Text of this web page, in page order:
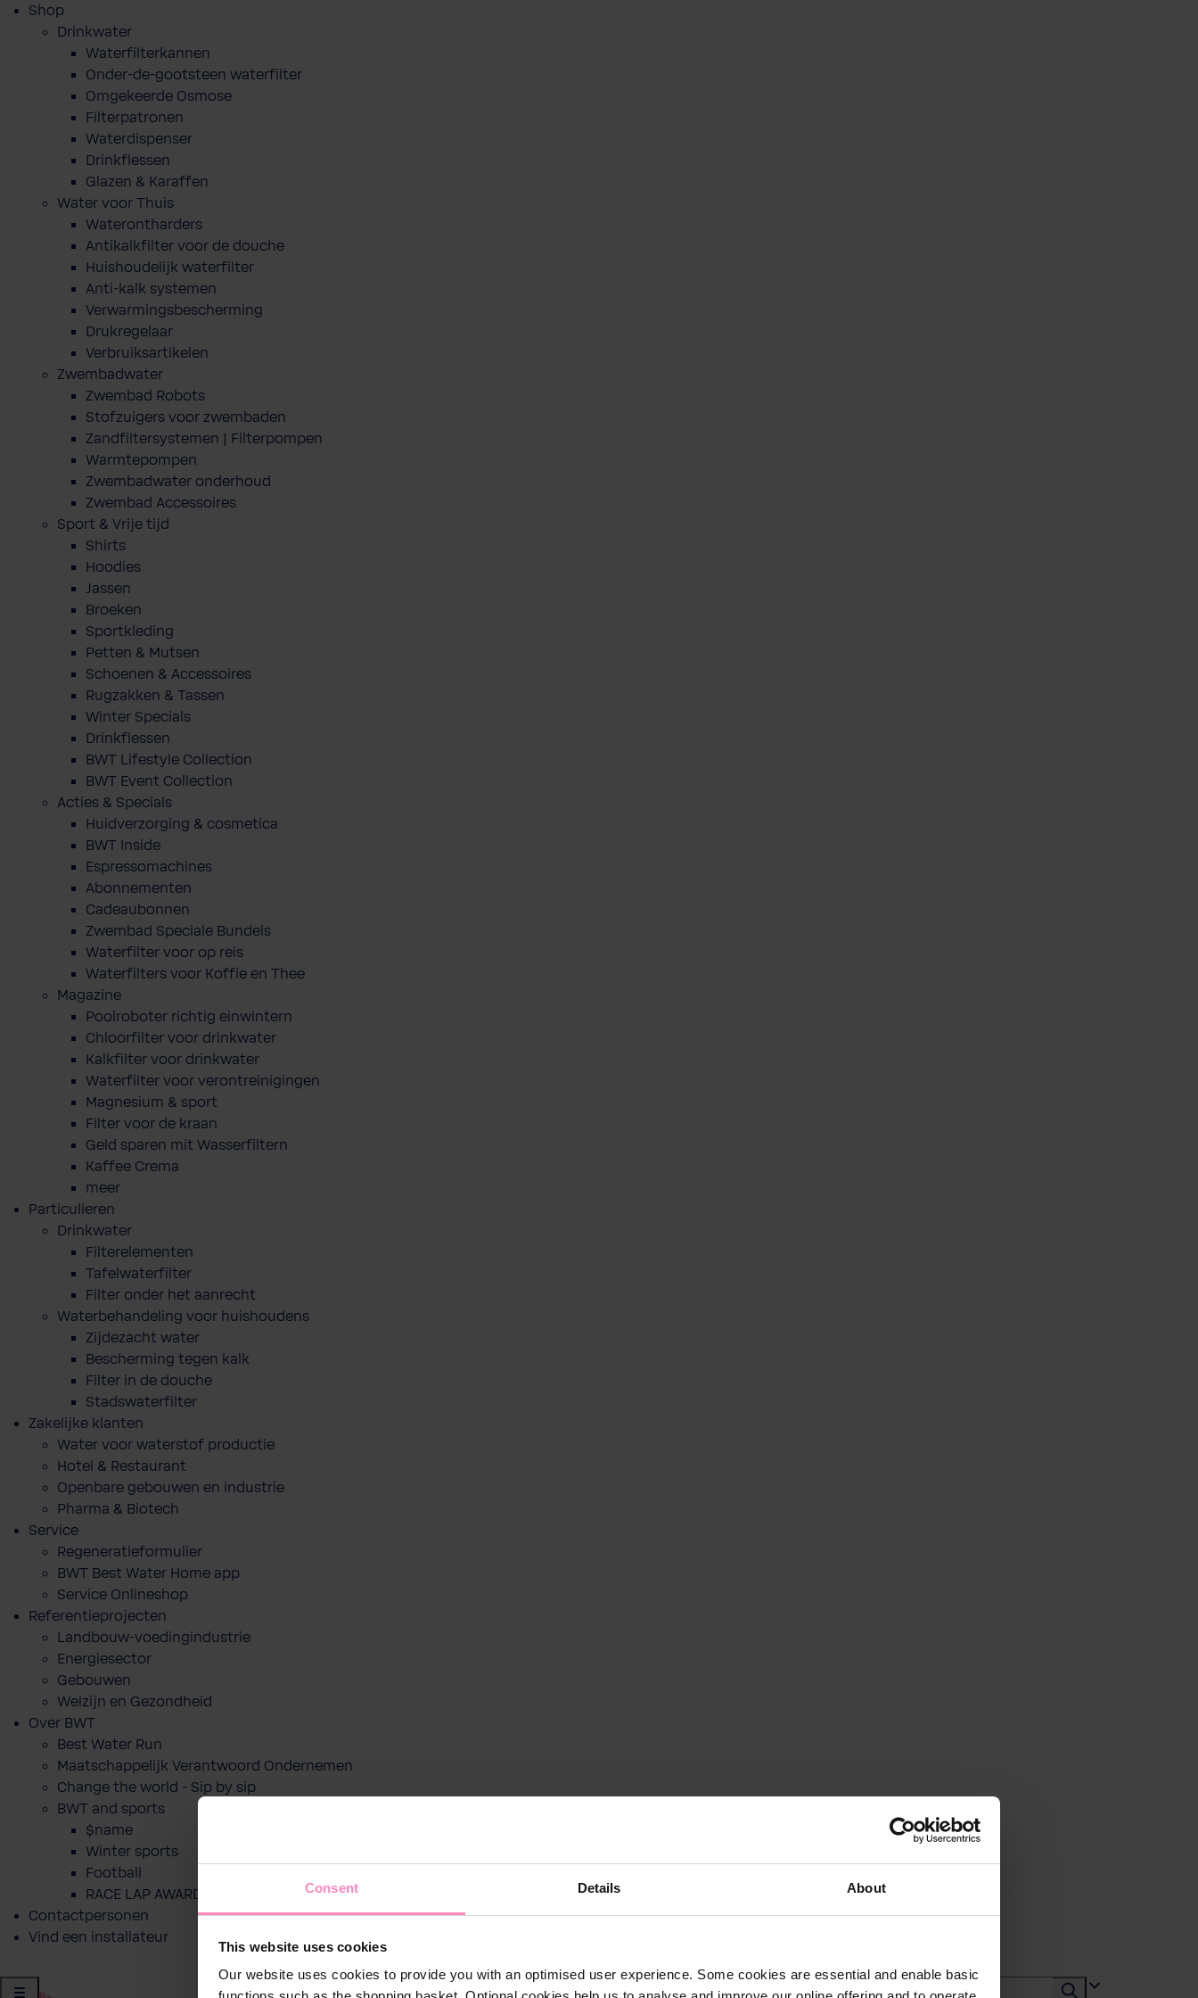
Consent Details About
This website uses cookies
Our website uses cookies to provide you with an optimised user experience. Some cookies are essential and enable basic
Shop
Drinkwater
Waterfilterkannen
Onder-de-gootsteen waterfilter
Omgekeerde Osmose
Filterpatronen
Waterdispenser
Drinkflessen
Glazen & Karaffen
Water voor Thuis
Waterontharders
Antikalkfilter voor de douche
Huishoudelijk waterfilter
Anti-kalk systemen
Verwarmingsbescherming
Drukregelaar
Verbruiksartikelen
Zwembadwater
Zwembad Robots
Stofzuigers voor zwembaden
Zandfiltersystemen | Filterpompen
Warmtepompen
Zwembadwater onderhoud
Zwembad Accessoires
Sport & Vrije tijd
Shirts
Hoodies
Jassen
Broeken
Sportkleding
Petten & Mutsen
Schoenen & Accessoires
Rugzakken & Tassen
Winter Specials
Drinkflessen
BWT Lifestyle Collection
BWT Event Collection
Acties & Specials
Huidverzorging & cosmetica
BWT Inside
Espressomachines
Abonnementen
Cadeaubonnen
Zwembad Speciale Bundels
Waterfilter voor op reis
Waterfilters voor Koffie en Thee
Magazine
Poolroboter richtig einwintern
Chloorfilter voor drinkwater
Kalkfilter voor drinkwater
Waterfilter voor verontreinigingen
Magnesium & sport
Filter voor de kraan
Geld sparen mit Wasserfiltern
Kaffee Crema
meer
Particulieren
Drinkwater
Filterelementen
Tafelwaterfilter
Filter onder het aanrecht
Waterbehandeling voor huishoudens
Zijdezacht water
Bescherming tegen kalk
Filter in de douche
Stadswaterfilter
Zakelijke klanten
Water voor waterstof productie
Hotel & Restaurant
Openbare gebouwen en industrie
Pharma & Biotech
Service
Regeneratieformulier
BWT Best Water Home app
Service Onlineshop
Referentieprojecten
Landbouw-voedingindustrie
Energiesector
Gebouwen
Welzijn en Gezondheid
Over BWT
Best Water Run
Maatschappelijk Verantwoord Ondernemen
Change the world - Sip by sip
BWT and sports
$name
Winter sports
Football
RACE LAP AWARD
Contactpersonen
Vind een installateur
Shop